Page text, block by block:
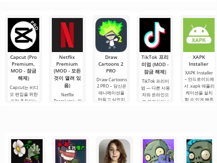
무한한 가능성
으로 주목받으
며, 사용자들을.
간단한 게임 플
레이로 인해 모
든 연령대의 사
람들이 즐길 수
있으며, 온
무한한 가능성
을 제공하는 화
려하고 흥미로
운 안드로이드
게임입니다. 흥
미진진한 모험
과 현실적인 도
시.
소를 사용하여
운전자의 역할
을 맡게 됩니다.
총 86개의 다양
한 레벨이
비즈니스 요소
의 성공적인 결
합을 안드로이
드에서 제공합
사용자에게 화
물 트럭
Capcut (Pro
Premium,
MOD - 잠금
해제)
Capcut는 비디
오 편집을 위한
가장 추천되는
장합니다. 많은
사용자에게 무
료 버전은 모든
Netflix
Premium
(MOD - 모든
것이 열려 있
음)
Netflix
Premium는 안
있는 서비스 중
하나입니다. 이
곳에는 최신 미
Draw
Cartoons 2
PRO
Draw Cartoons
2 PRO – 당신은
애니메이션을
만들고 싶었지
에 달려 있습니
다. 복잡한
TikTok 프리
미엄 (MOD -
잠금 해제)
TikTok 프리미
엄 — 다른 사용
자와 온라인으
로 연결하거나
루를 시작하거
나 힘든 하루를.
XAPK
Installer
XAPK Installer
– 안드로이드에
서 .xapk 애플리
케이션을 설치
할 수 있게 해줍
시작할 수